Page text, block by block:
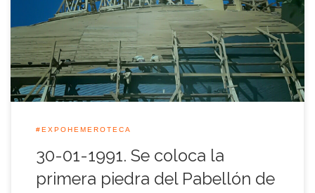
Pabellón de Hungría, te lo contamos una jornada más en la
Expo-Hemeroteca. El ministro húngaro de Relaciones
Económicas Internacionales, Bela Kadar, colocó aquella
jornada […]
#EXPOHEMEROTECA
30-01-1991. Se coloca la
primera piedra del Pabellón de